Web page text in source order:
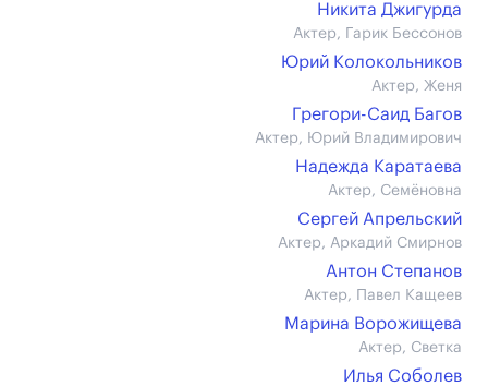
Никита Джигурда
Актер, Гарик Бессонов
Юрий Колокольников
Актер, Женя
Грегори-Саид Багов
Актер, Юрий Владимирович
Надежда Каратаева
Актер, Семёновна
Сергей Апрельский
Актер, Аркадий Смирнов
Антон Степанов
Актер, Павел Кащеев
Марина Ворожищева
Актер, Светка
Илья Соболев